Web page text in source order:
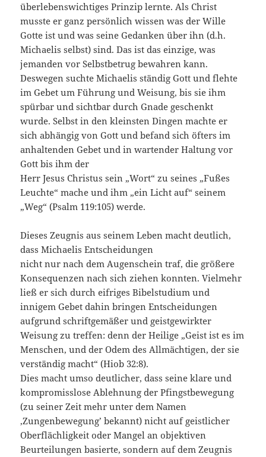
überlebenswichtiges Prinzip lernte. Als Christ
musste er ganz persönlich wissen was der Wille
Gotte ist und was seine Gedanken über ihn (d.h.
Michaelis selbst) sind. Das ist das einzige, was
jemanden vor Selbstbetrug bewahren kann.
Deswegen suchte Michaelis ständig Gott und flehte
im Gebet um Führung und Weisung, bis sie ihm
spürbar und sichtbar durch Gnade geschenkt
wurde. Selbst in den kleinsten Dingen machte er
sich abhängig von Gott und befand sich öfters im
anhaltenden Gebet und in wartender Haltung vor
Gott bis ihm der
Herr Jesus Christus sein „Wort“ zu seines „Fußes
Leuchte“ mache und ihm „ein Licht auf“ seinem
„Weg“ (Psalm 119:105) werde.
Dieses Zeugnis aus seinem Leben macht deutlich,
dass Michaelis Entscheidungen
nicht nur nach dem Augenschein traf, die größere
Konsequenzen nach sich ziehen konnten. Vielmehr
ließ er sich durch eifriges Bibelstudium und
innigem Gebet dahin bringen Entscheidungen
aufgrund schriftgemäßer und geistgewirkter
Weisung zu treffen: denn der Heilige „Geist ist es im
Menschen, und der Odem des Allmächtigen, der sie
verständig macht“ (Hiob 32:8).
Dies macht umso deutlicher, dass seine klare und
kompromisslose Ablehnung der Pfingstbewegung
(zu seiner Zeit mehr unter dem Namen
‚Zungenbewegung’ bekannt) nicht auf geistlicher
Oberflächligkeit oder Mangel an objektiven
Beurteilungen basierte, sondern auf dem Zeugnis